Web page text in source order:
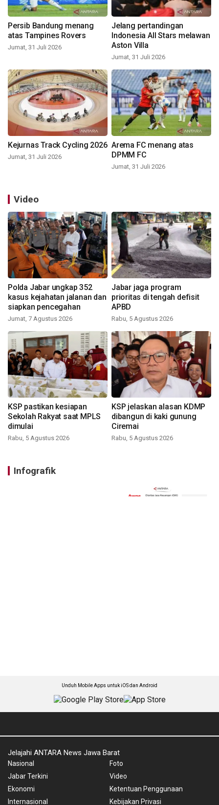
Persib Bandung menang
atas Tampines Rovers
Jumat, 31 Juli 2026
Jelang pertandingan
Indonesia All Stars melawan
Aston Villa
Jumat, 31 Juli 2026
Kejurnas Track Cycling 2026
Jumat, 31 Juli 2026
Arema FC menang atas
DPMM FC
Jumat, 31 Juli 2026
Video
Polda Jabar ungkap 352
kasus kejahatan jalanan dan
siapkan pencegahan
Jumat, 7 Agustus 2026
Jabar jaga program
prioritas di tengah defisit
APBD
Rabu, 5 Agustus 2026
KSP pastikan kesiapan
Sekolah Rakyat saat MPLS
dimulai
Rabu, 5 Agustus 2026
KSP jelaskan alasan KDMP
dibangun di kaki gunung
Ciremai
Rabu, 5 Agustus 2026
Infografik
Unduh Mobile Apps untuk iOS dan Android
Jelajahi ANTARA News Jawa Barat
Nasional
Jabar Terkini
Ekonomi
Internasional
Foto
Video
Ketentuan Penggunaan
Kebijakan Privasi